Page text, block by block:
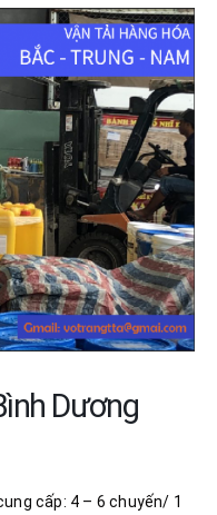
Dương
cấp: 4 – 6 chuyến/ 1